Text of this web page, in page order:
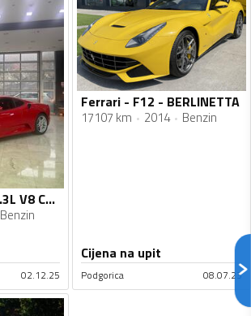
Ferrari - F430 - 4.3L V8 Coupe
Benzin
02.12.25
Ferrari - F12 - BERLINETTA
17107 km 2014 Benzin
Cijena na upit
Podgorica 08.07.23